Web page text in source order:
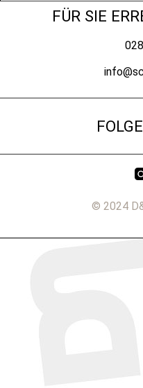
FÜR SIE
© 2024